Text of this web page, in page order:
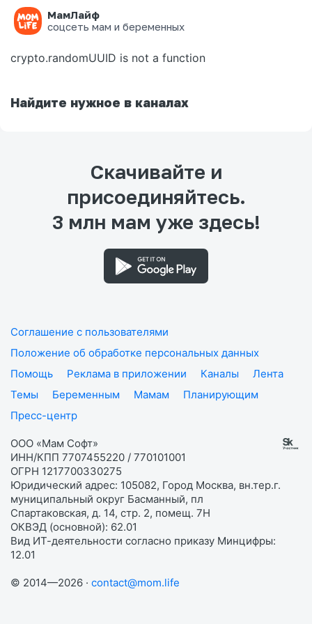
МамЛайф
соцсеть мам и беременных
Ошибка на странице
crypto.randomUUID is not a function
Найдите нужное в каналах
Скачивайте и
присоединяйтесь.
3 млн мам уже здесь!
Соглашение с пользователями
Положение об обработке персональных данных
Помощь
Реклама в приложении Каналы
Лента
Темы
Беременным Мамам
Планирующим
Пресс-центр
ООО «Мам Софт»
ИНН/КПП 7707455220 / 770101001
ОГРН 1217700330275
Юридический адрес: 105082, Город Москва, вн.тер.г.
муниципальный округ Басманный, пл
Спартаковская, д. 14, стр. 2, помещ. 7Н
ОКВЭД (основной): 62.01
Вид ИТ-деятельности согласно приказу Минцифры:
12.01
© 2014—2026 · contact@mom.life